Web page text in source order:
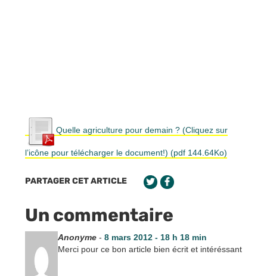
Quelle agriculture pour demain ? (Cliquez sur
l’icône pour télécharger le document!) (pdf 144.64Ko)
PARTAGER CET ARTICLE
Un commentaire
Anonyme- 8 mars 2012 - 18 h 18 min
Merci pour ce bon article bien écrit et intéréssant